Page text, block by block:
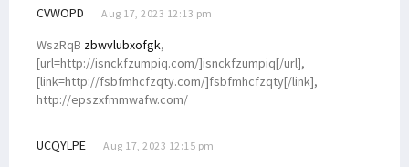
CVWOPD Aug 17, 2023 12:13 pm
WszRqB zbwvlubxofgk,
[url=http://isnckfzumpiq.com/]isnckfzumpiq[/url],
[link=http://fsbfmhcfzqty.com/]fsbfmhcfzqty[/link],
http://epszxfmmwafw.com/
UCQYLPE Aug 17, 2023 12:15 pm